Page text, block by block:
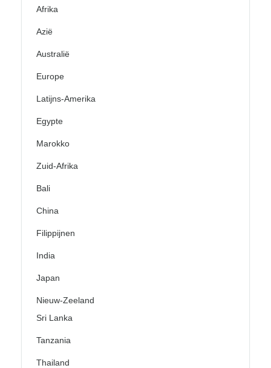
Afrika
Azië
Australië
Europe
Latijns-Amerika
Egypte
Marokko
Zuid-Afrika
Bali
China
Filippijnen
India
Japan
Nieuw-Zeeland
Sri Lanka
Tanzania
Thailand